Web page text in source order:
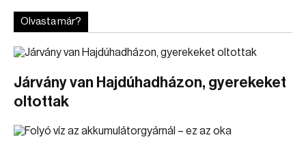
Olvasta már?
Járvány van Hajdúhadházon, gyerekeket
oltottak